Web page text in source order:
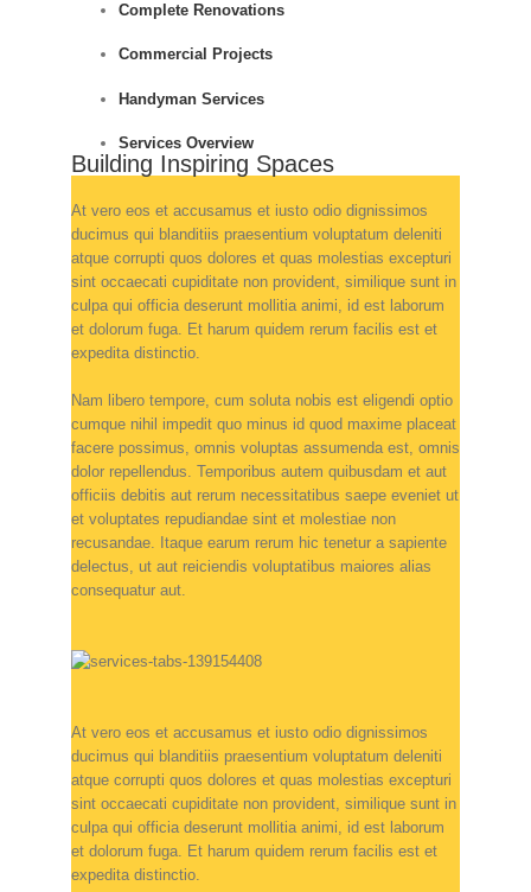
Complete Renovations
Commercial Projects
Handyman Services
Services Overview
Building Inspiring Spaces
At vero eos et accusamus et iusto odio dignissimos
ducimus qui blanditiis praesentium voluptatum deleniti
atque corrupti quos dolores et quas molestias excepturi
sint occaecati cupiditate non provident, similique sunt in
culpa qui officia deserunt mollitia animi, id est laborum
et dolorum fuga. Et harum quidem rerum facilis est et
expedita distinctio.
Nam libero tempore, cum soluta nobis est eligendi optio
cumque nihil impedit quo minus id quod maxime placeat
facere possimus, omnis voluptas assumenda est, omnis
dolor repellendus. Temporibus autem quibusdam et aut
officiis debitis aut rerum necessitatibus saepe eveniet ut
et voluptates repudiandae sint et molestiae non
recusandae. Itaque earum rerum hic tenetur a sapiente
delectus, ut aut reiciendis voluptatibus maiores alias
consequatur aut.
At vero eos et accusamus et iusto odio dignissimos
ducimus qui blanditiis praesentium voluptatum deleniti
atque corrupti quos dolores et quas molestias excepturi
sint occaecati cupiditate non provident, similique sunt in
culpa qui officia deserunt mollitia animi, id est laborum
et dolorum fuga. Et harum quidem rerum facilis est et
expedita distinctio.